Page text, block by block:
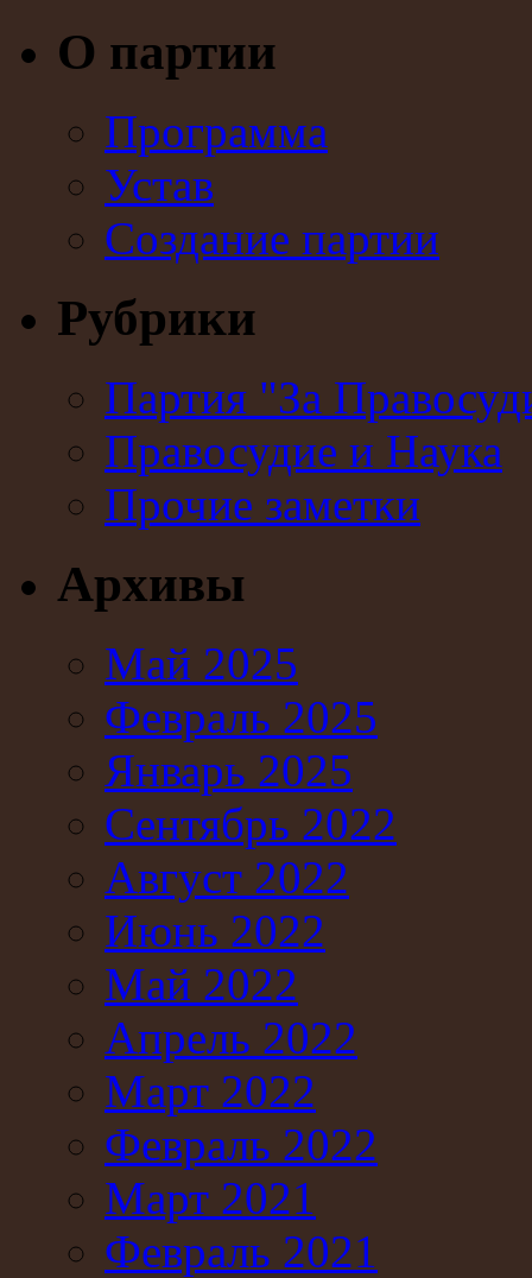
О партии
Программа
Устав
Создание партии
Рубрики
Партия "За
Правосудие и Наука
Прочие заметки
Архивы
Май 2025
Февраль 2025
Январь 2025
Сентябрь 2022
Август 2022
Июнь 2022
Май 2022
Апрель 2022
Март 2022
Февраль 2022
Март 2021
Февраль 2021